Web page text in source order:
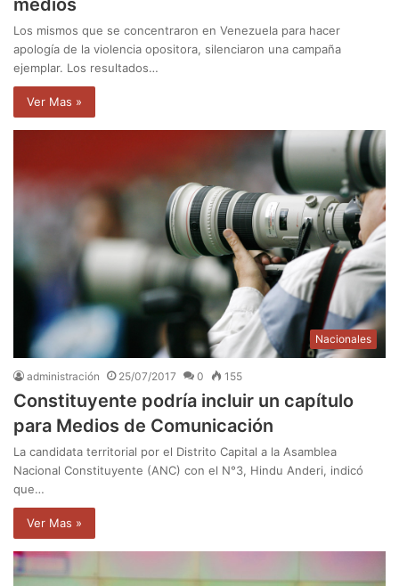
medios
Los mismos que se concentraron en Venezuela para hacer
apología de la violencia opositora, silenciaron una campaña
ejemplar. Los resultados…
Ver Mas »
Nacionales
administración 25/07/2017 0 155
Constituyente podría incluir un capítulo
para Medios de Comunicación
La candidata territorial por el Distrito Capital a la Asamblea
Nacional Constituyente (ANC) con el N°3, Hindu Anderi, indicó
que…
Ver Mas »